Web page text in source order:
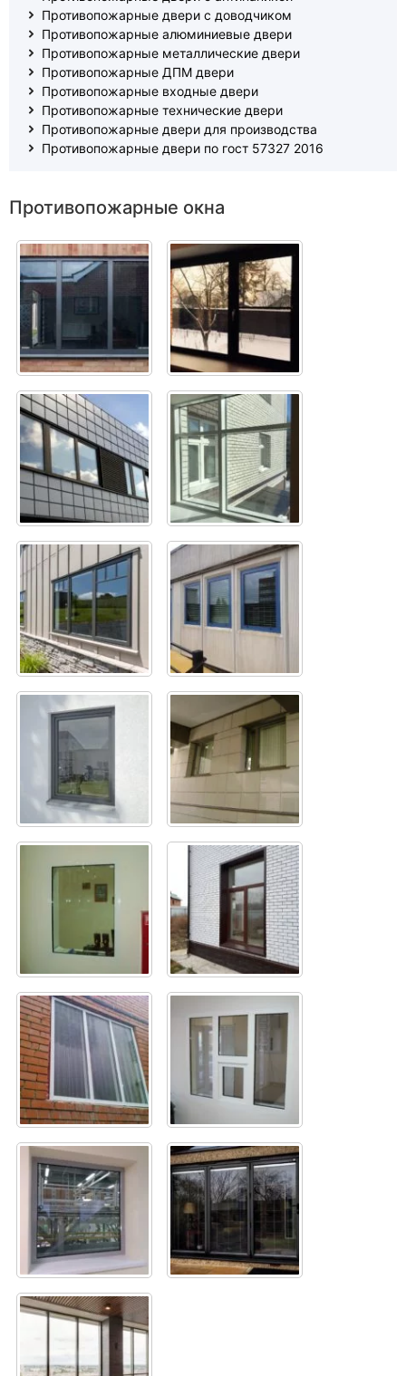
Противопожарные двери с доводчиком
Противопожарные алюминиевые двери
Противопожарные металлические двери
Противопожарные ДПМ двери
Противопожарные входные двери
Противопожарные технические двери
Противопожарные двери для производства
Противопожарные двери по гост 57327 2016
Противопожарные окна